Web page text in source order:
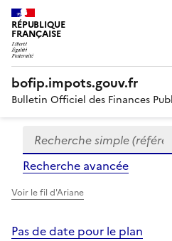
RÉPUBLIQUE
FRANÇAISE
bofip.impots.gouv.fr
Bulletin Officiel des Finances
Formulaire
de
recherche
Recherche simple
Recherche avancée
Voir le fil d'Ariane
Pas de date pour le plan